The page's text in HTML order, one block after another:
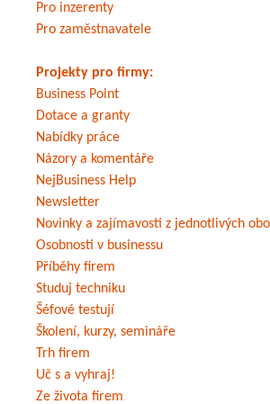
Pro inzerenty
Pro zaměstnavatele
Projekty pro firmy:
Business Point
Dotace a granty
Nabídky práce
Názory a komentáře
NejBusiness Help
Newsletter
Novinky a zajímavosti z jednotlivých
Osobnosti v businessu
Příběhy firem
Studuj techniku
Šéfové testují
Školení, kurzy, semináře
Trh firem
Uč s a vyhraj!
Ze života firem